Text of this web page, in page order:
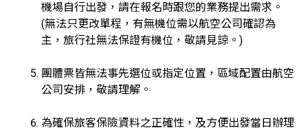
機場自行出發，請在報名時跟您的業務提出需求。
(無法只更改單程，有無機位需以航空公司確認為
主，旅行社無法保證有機位，敬請見諒。)
團體票皆無法事先選位或指定位置，區域配置由航空
公司安排，敬請理解。
為確保旅客保險資料之正確性，及方便出發當日辦理